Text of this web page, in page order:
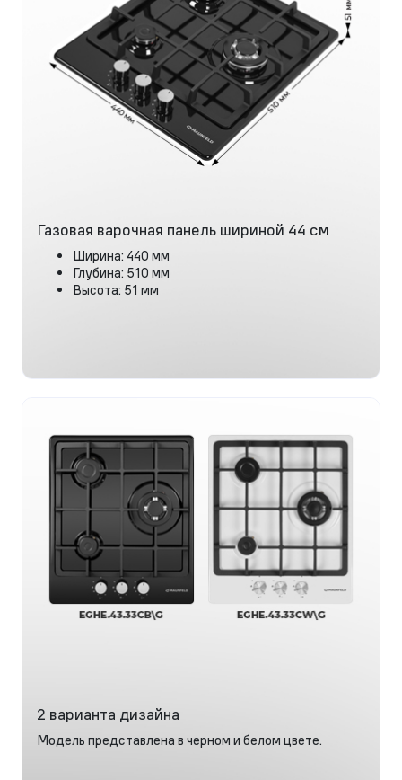
Газовая варочная панель шириной 44 см
Ширина: 440 мм
Глубина: 510 мм
Высота: 51 мм
2 варианта дизайна
Модель представлена в черном и белом цвете.